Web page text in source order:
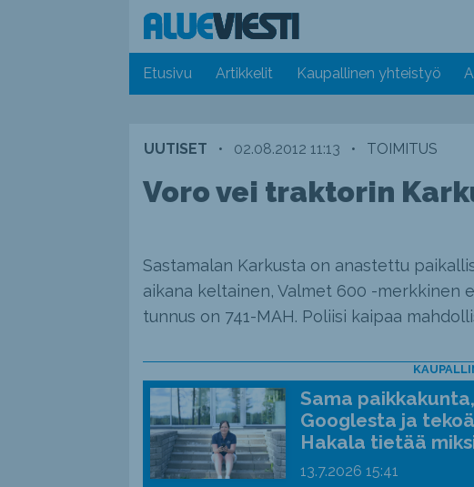
Etusivu Artikkelit Kaupallinen yhteistyö
UUTISET • 02.08.2012 11:13 • TOIMITUS
Voro vei traktorin
Sastamalan Karkusta on anastettu
aikana keltainen, Valmet 600 -merkkinen
tunnus on 741-MAH. Poliisi kaipaa
Sama
Googlesta ja
Hakala tietää
13.7.2026 15:41